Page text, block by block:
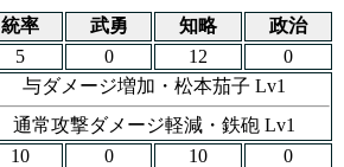
統率 武勇 知略 政治
5 0 12
0
与ダメージ増加・松本茄子 Lv1
通常攻撃ダメージ軽減・鉄砲 Lv1
10 0 10
0